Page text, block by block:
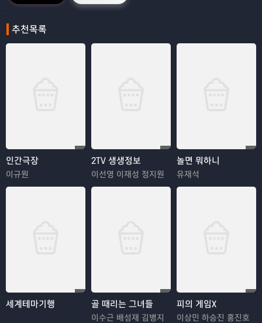
추천목록
인간극장
이규원
2TV 생생정보
이선영 이재성 정지원
놀면 뭐하니
유재석
세계테마기행 골 때리는 그녀들
이수근 배성재 김병지
피의 게임X
이상민 하승진 홍진호